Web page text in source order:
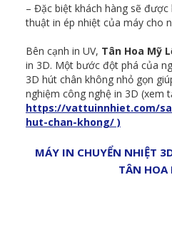
– Đặc biệt khách hàng sẽ
thuật in ép nhiệt của máy cho
Bên cạnh in UV, Tân Hoa Mỹ
in 3D. Một bước đột phá của
3D hút chân không nhỏ gọn
nghiệm công nghệ in 3D (xem
https://vattuinnhiet.com/
hut-chan-khong/ )
MÁY IN CHUYỂN NHIỆT
TÂN HOA